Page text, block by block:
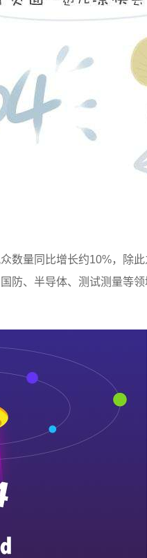
数量同比增长约10%，除
防、半导体、测试测量等